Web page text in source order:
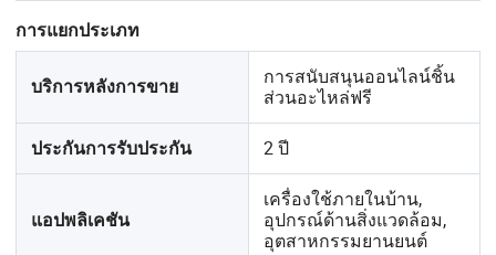
การแยกประเภท
บริการหลังการขาย
การสนับสนุนออนไลน์ชิ้น
ส่วนอะไหล่ฟรี
ประกันการรับประกัน 2 ปี
แอปพลิเคชัน
เครื่องใช้ภายในบ้าน,
อุปกรณ์ด้านสิ่งแวดล้อม,
อุตสาหกรรมยานยนต์